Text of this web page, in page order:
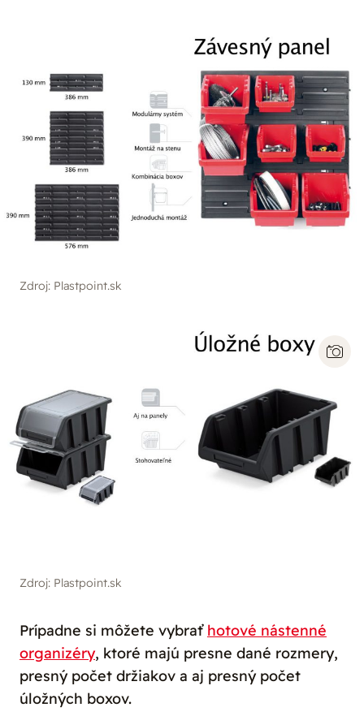
Zdroj: Plastpoint.sk
Zdroj: Plastpoint.sk
Prípadne si môžete vybrať hotové nástenné
organizéry, ktoré majú presne dané rozmery,
presný počet držiakov a aj presný počet
úložných boxov.